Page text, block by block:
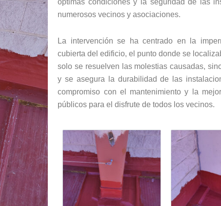
óptimas condiciones y la seguridad de las
numerosos vecinos y asociaciones.
La intervención se ha centrado en la
cubierta del edificio, el punto donde se
solo se resuelven las molestias causadas,
y se asegura la durabilidad de las
compromiso con el mantenimiento y la
públicos para el disfrute de todos los vecinos.